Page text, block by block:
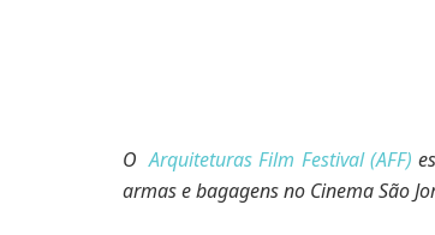
O Arquiteturas Film Festival (AFF)
armas e bagagens no Cinema São